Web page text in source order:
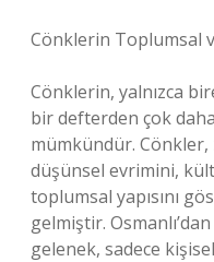
Cönklerin Toplumsal
Cönklerin, yalnızca
bir defterden çok
mümkündür. Cönkler,
düşünsel evrimini,
toplumsal yapısını
gelmiştir.
gelenek, sadece